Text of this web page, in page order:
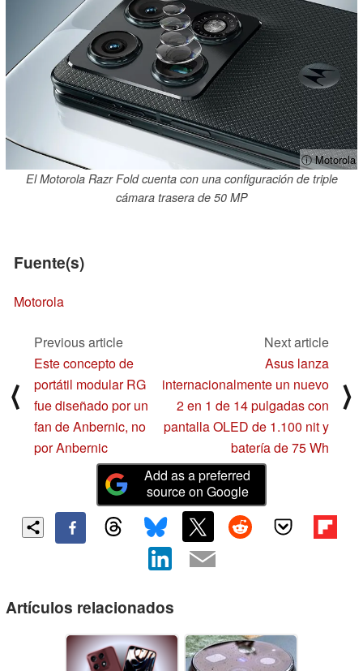
ⓘ Motorola
El Motorola Razr Fold cuenta con una configuración de triple
cámara trasera de 50 MP
Fuente(s)
Motorola
⟨
Previous article
Este concepto de
portátil modular RG
fue diseñado por un
fan de Anbernic, no
por Anbernic
Next article
Asus lanza
internacionalmente un nuevo
2 en 1 de 14 pulgadas con
pantalla OLED de 1.100 nit y
batería de 75 Wh
⟩
Add as a preferred
source on Google
Artículos relacionados